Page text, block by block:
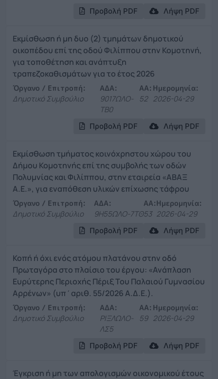
Προβολή PDF Λήψη PDF
Εκμίσθωση ή μη δυο (2) τμημάτων δημοτικού
οικοπέδου επί της οδού Φιλίππου στην Κομοτηνή,
για τοποθέτηση και ανάπτυξη
τραπεζοκαθισμάτων για το έτος 2026
Όργανο / Επιτροπή:
Δημοτικό Συμβούλιο
ΑΔΑ:
9017ΩΛΟ-
ΤΒ0
ΑΑ:
52
Ημερομηνία:
2026-04-29
Προβολή PDF Λήψη PDF
Εκμίσθωση τμήματος κοινόχρηστου χώρου του
Δήμου Κομοτηνής επί της συμβολής των οδών
Πολυμνίας και Φιλίππου, στην εταιρεία «ΑΒΑΞ
Α.Ε.», για εναπόθεση υλικών επίχωσης τάφρου
Όργανο / Επιτροπή:
Δημοτικό Συμβούλιο
ΑΔΑ:
9Η55ΩΛΟ-7ΤΘ
ΑΑ:
53
Ημερομηνία:
2026-04-29
Προβολή PDF Λήψη PDF
Κοπή ή όχι ενός ατόμου πλατάνου στην οδό
Πρωταγόρα στο πλαίσιο του έργου: «Ανάπλαση
Ευρύτερης Περιοχής Πέριξ Του Παλαιού Γυμνασίου
Αρρένων» (υπ΄αριθ. 55/2026 Α.Δ.Ε.).
Όργανο / Επιτροπή:
Δημοτικό Συμβούλιο
ΑΔΑ:
ΡΙΞΛΩΛΟ-
ΛΣ5
ΑΑ:
59
Ημερομηνία:
2026-04-29
Προβολή PDF Λήψη PDF
Έγκριση ή μη των απολογισμών οικονομικού έτους